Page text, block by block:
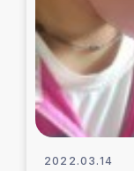
女性グル
2022.03.14